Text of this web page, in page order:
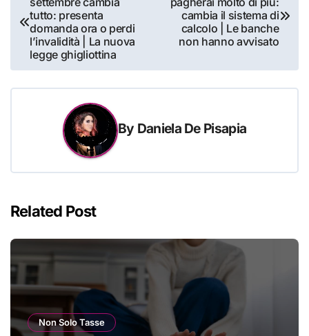
articoli
tutto: presenta
domanda ora o perdi
l’invalidità | La nuova
legge ghigliottina
cambia il sistema di
calcolo | Le banche
non hanno avvisato
By Daniela De Pisapia
Related Post
Non Solo Tasse